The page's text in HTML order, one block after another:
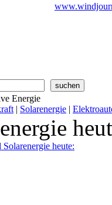
Energie
| Solarenergie |
heute: